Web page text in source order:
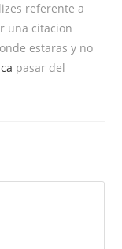
referente a
una citacion
estaras y no
pasar del